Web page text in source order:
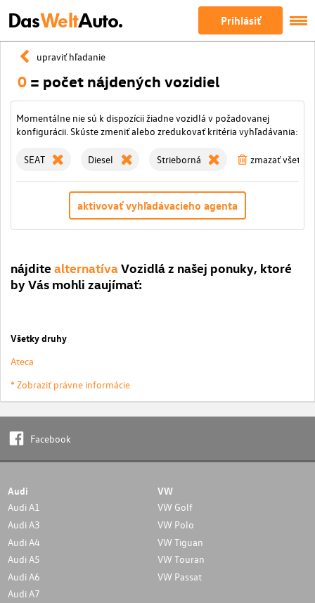
DasWeltAuto. Prihlásiť
upraviť hľadanie
0 = počet nájdených vozidiel
Momentálne nie sú k dispozícii žiadne vozidlá v požadovanej
konfigurácii. Skúste zmeniť alebo zredukovať kritéria vyhľadávania:
SEAT Diesel Strieborná zmazať všetky
aktivovať vyhľadávacieho agenta
nájdite alternatívaVozidlá z našej ponuky, ktoré
by Vás mohli zaujímať:
Všetky druhy
Ateca
* Zobraziť právne informácie
Facebook
Audi
Audi A1
Audi A3
Audi A4
Audi A5
Audi A6
Audi A7
VW
VW Golf
VW Polo
VW Tiguan
VW Touran
VW Passat